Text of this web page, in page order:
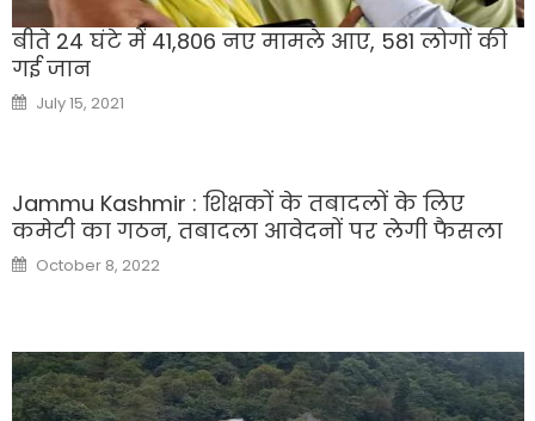
बीते 24 घंटे में 41,806 नए मामले आए, 581 लोगों की
गई जान
Posted
on
July 15, 2021
Jammu Kashmir : शिक्षकों के तबादलों के लिए
कमेटी का गठन, तबादला आवेदनों पर लेगी फैसला
Posted
on
October 8, 2022